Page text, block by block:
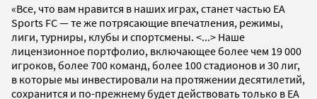
«Все, что вам нравится в наших играх, станет частью EA
Sports FC — те же потрясающие впечатления, режимы,
лиги, турниры, клубы и спортсмены. <...> Наше
лицензионное портфолио, включающее более чем 19 000
игроков, более 700 команд, более 100 стадионов и 30 лиг,
в которые мы инвестировали на протяжении десятилетий,
сохранится и по-прежнему будет действовать только в EA